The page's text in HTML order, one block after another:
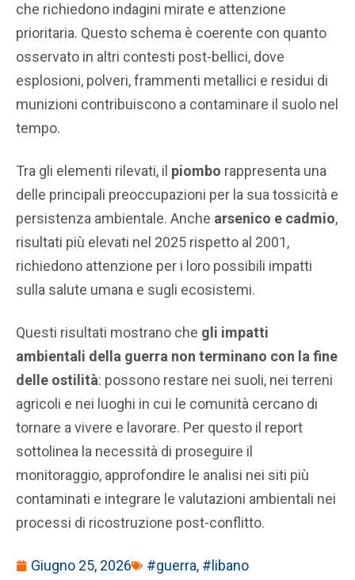
che richiedono indagini mirate e attenzione
prioritaria. Questo schema è coerente con quanto
osservato in altri contesti post-bellici, dove
esplosioni, polveri, frammenti metallici e residui di
munizioni contribuiscono a contaminare il suolo nel
tempo.
Tra gli elementi rilevati, il piombo rappresenta una
delle principali preoccupazioni per la sua tossicità e
persistenza ambientale. Anche arsenico e cadmio,
risultati più elevati nel 2025 rispetto al 2001,
richiedono attenzione per i loro possibili impatti
sulla salute umana e sugli ecosistemi.
Questi risultati mostrano che gli impatti
ambientali della guerra non terminano con la fine
delle ostilità: possono restare nei suoli, nei terreni
agricoli e nei luoghi in cui le comunità cercano di
tornare a vivere e lavorare. Per questo il report
sottolinea la necessità di proseguire il
monitoraggio, approfondire le analisi nei siti più
contaminati e integrare le valutazioni ambientali nei
processi di ricostruzione post-conflitto.
Giugno 25, 2026 #guerra, #libano